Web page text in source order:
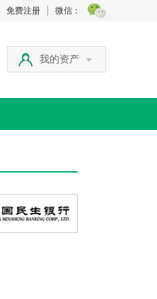
免费注册 微信：
我的资产